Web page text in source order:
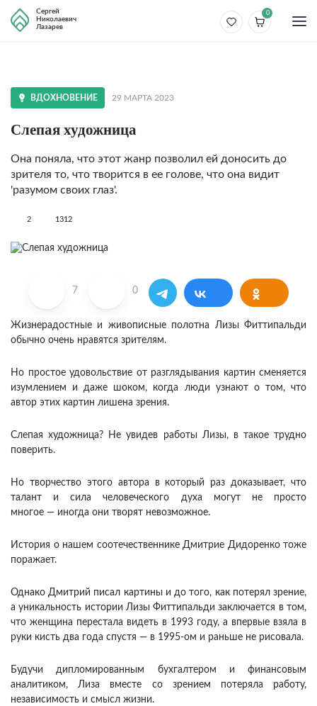
Сергей
Николаевич
Лазарев
0
ВДОХНОВЕНИЕ 29 МАРТА 2023
Слепая художница
Она поняла, что этот жанр позволил ей доносить до
зрителя то, что творится в ее голове, что она видит
'разумом своих глаз'.
2 1312
7 0
Жизнерадостные и живописные полотна Лизы Фиттипальди
обычно очень нравятся зрителям.
Но простое удовольствие от разглядывания картин сменяется
изумлением и даже шоком, когда люди узнают о том, что
автор этих картин лишена зрения.
Слепая художница? Не увидев работы Лизы, в такое трудно
поверить.
Но творчество этого автора в который раз доказывает, что
талант и сила человеческого духа могут не просто
многое — иногда они творят невозможное.
История о нашем соотечественнике Дмитрие Дидоренко тоже
поражает.
Однако Дмитрий писал картины и до того, как потерял зрение,
а уникальность истории Лизы Фиттипальди заключается в том,
что женщина перестала видеть в 1993 году, а впервые взяла в
руки кисть два года спустя — в 1995-ом и раньше не рисовала.
Будучи дипломированным бухгалтером и финансовым
аналитиком, Лиза вместе со зрением потеряла работу,
независимость и смысл жизни.